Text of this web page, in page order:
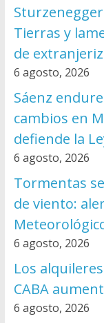
Tierras y
de
6 agosto, 2026
Sáenz
cambios en
defiende la
6 agosto, 2026
Tormentas
de viento:
6 agosto, 2026
Los
CABA
6 agosto, 2026